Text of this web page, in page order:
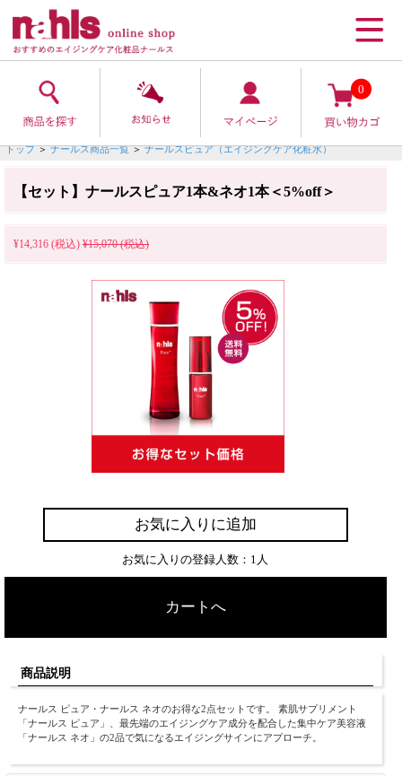
0
トップ ＞ ナールス商品一覧 ＞ ナールスピュア（エイジングケア化粧水）
【セット】ナールスピュア1本&ネオ1本＜5%off＞
¥14,316 (税込) ¥15,070 (税込)
お気に入りに追加
お気に入りの登録人数：1人
カートへ
商品説明
ナールス ピュア・ナールス ネオのお得な2点セットです。 素肌サプリメント
「ナールス ピュア」、最先端のエイジングケア成分を配合した集中ケア美容液
「ナールス ネオ」の2品で気になるエイジングサインにアプローチ。